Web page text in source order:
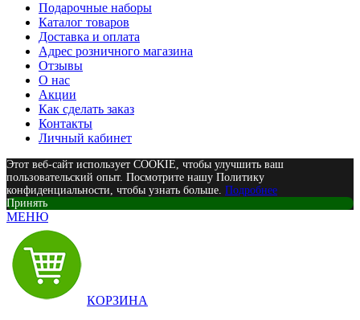
Подарочные наборы
Каталог товаров
Доставка и оплата
Адрес розничного магазина
Отзывы
О нас
Акции
Как сделать заказ
Контакты
Личный кабинет
Этот веб-сайт использует COOKIE, чтобы улучшить ваш
пользовательский опыт. Посмотрите нашу Политику
конфиденциальности, чтобы узнать больше. Подробнее
Принять
МЕНЮ
КОРЗИНА